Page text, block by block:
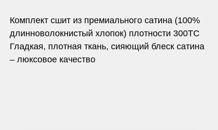
Комплект сшит из премиального сатина (100%
длинноволокнистый хлопок) плотности 300TC
Гладкая, плотная ткань, сияющий блеск сатина
– люксовое качество